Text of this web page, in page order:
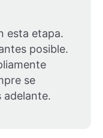
esta etapa.
posible.
se
adelante.